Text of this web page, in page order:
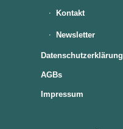
Kontakt
Newsletter
Datenschutzerklärung
AGBs
Impressum